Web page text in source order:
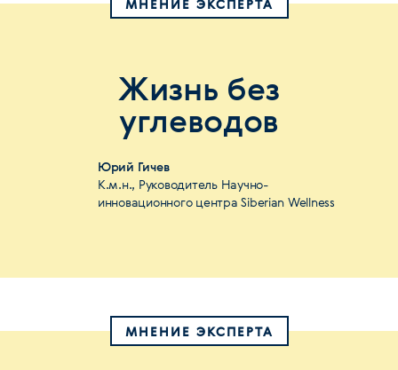
МНЕНИЕ ЭКСПЕРТА
Жизнь без
углеводов
Юрий Гичев
К.м.н., Руководитель Научно-
инновационного центра Siberian Wellness
МНЕНИЕ ЭКСПЕРТА